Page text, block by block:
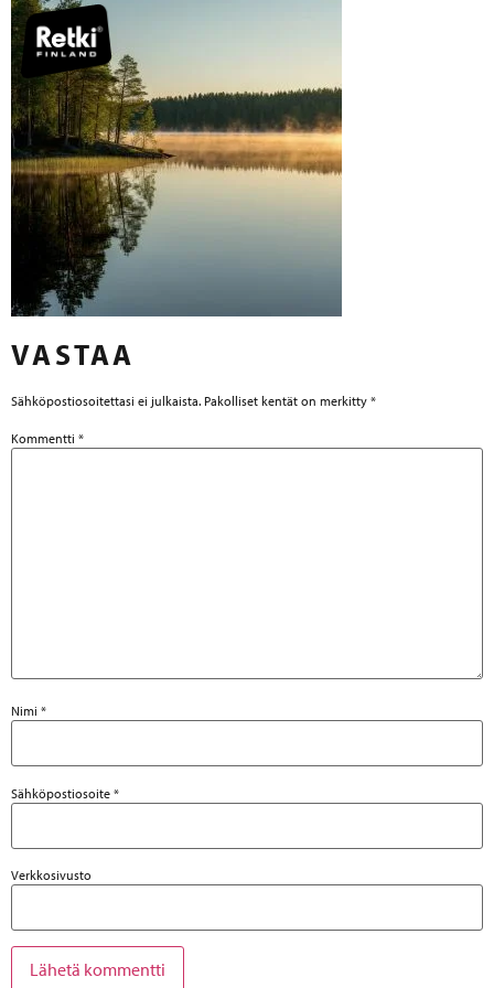
VASTAA
Sähköpostiosoitettasi ei julkaista. Pakolliset kentät on merkitty *
Kommentti *
Nimi *
Sähköpostiosoite *
Verkkosivusto